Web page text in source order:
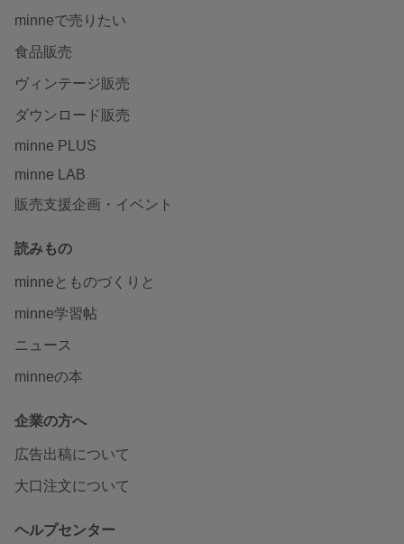
minneで売りたい
食品販売
ヴィンテージ販売
ダウンロード販売
minne PLUS
minne LAB
販売支援企画・イベント
読みもの
minneとものづくりと
minne学習帖
ニュース
minneの本
企業の方へ
広告出稿について
大口注文について
ヘルプセンター